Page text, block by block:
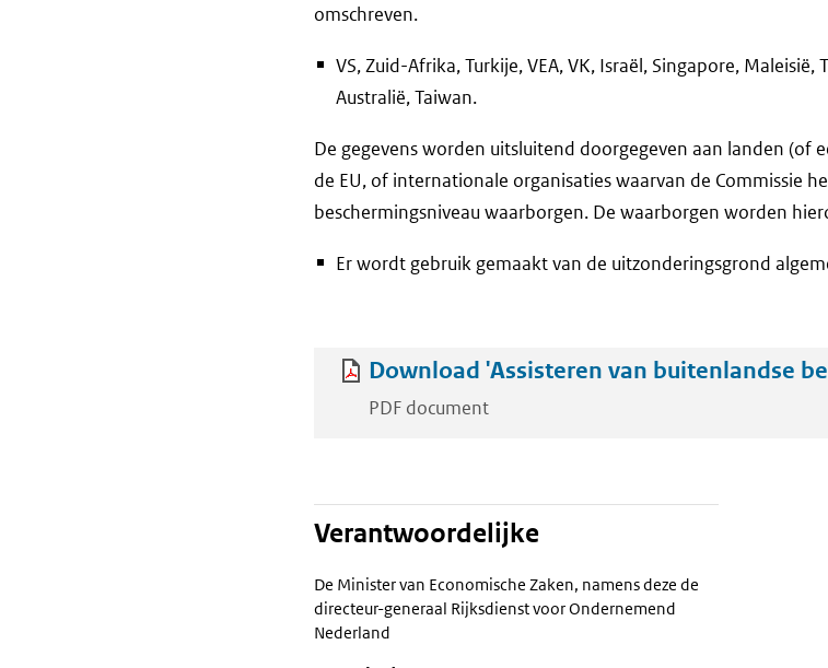
omschreven.
VS, Zuid-Afrika, Turkije, VEA, VK, Israël, Singapore,
Australië, Taiwan.
De gegevens worden uitsluitend doorgegeven aan landen (of
de EU, of internationale organisaties waarvan de Commissie
beschermingsniveau waarborgen. De waarborgen worden
Er wordt gebruik gemaakt van de uitzonderingsgrond
Download 'Assisteren van buitenlandse
PDF document
Verantwoordelijke
De Minister van Economische Zaken, namens deze de
directeur-generaal Rijksdienst voor Ondernemend
Nederland